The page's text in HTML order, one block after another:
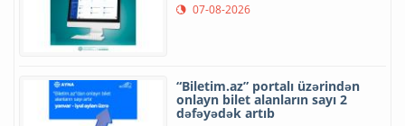
07-08-2026
“Biletim.az” portalı üzərindən
onlayn bilet alanların sayı 2
dəfəyədək artıb